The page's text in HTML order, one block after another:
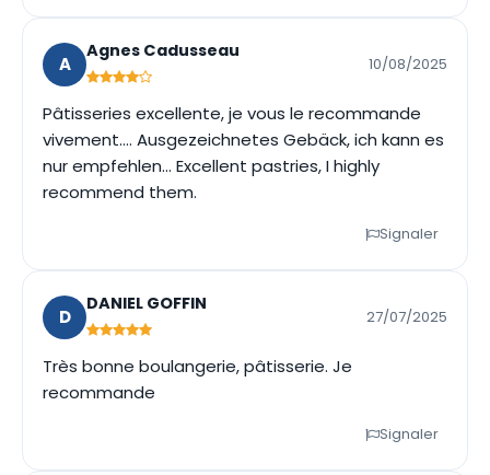
A
Agnes Cadusseau
10/08/2025
Pâtisseries excellente, je vous le recommande
vivement.... Ausgezeichnetes Gebäck, ich kann es
nur empfehlen... Excellent pastries, I highly
recommend them.
Signaler
D
DANIEL GOFFIN
27/07/2025
Très bonne boulangerie, pâtisserie. Je
recommande
Signaler